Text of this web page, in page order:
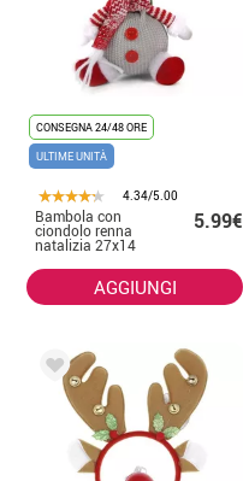
CONSEGNA 24/48 ORE
ULTIME UNITÀ
4.34/5.00
Bambola con
ciondolo renna
natalizia 27x14
5.99€
AGGIUNGI